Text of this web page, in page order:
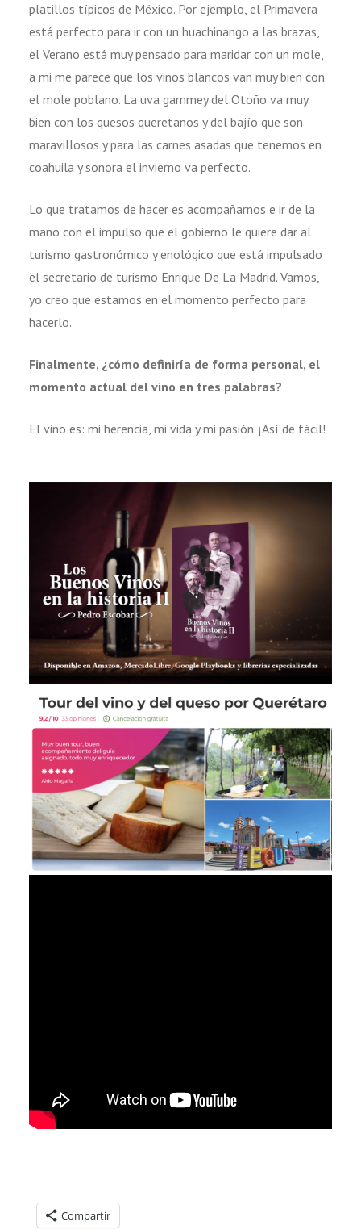
platillos típicos de México. Por ejemplo, el Primavera
está perfecto para ir con un huachinango a las brazas,
el Verano está muy pensado para maridar con un mole,
a mi me parece que los vinos blancos van muy bien con
el mole poblano. La uva gammey del Otoño va muy
bien con los quesos queretanos y del bajío que son
maravillosos y para las carnes asadas que tenemos en
coahuila y sonora el invierno va perfecto.
Lo que tratamos de hacer es acompañarnos e ir de la
mano con el impulso que el gobierno le quiere dar al
turismo gastronómico y enológico que está impulsado
el secretario de turismo Enrique De La Madrid. Vamos,
yo creo que estamos en el momento perfecto para
hacerlo.
Finalmente, ¿cómo definiría de forma personal, el
momento actual del vino en tres palabras?
El vino es: mi herencia, mi vida y mi pasión. ¡Así de fácil!
Compartir